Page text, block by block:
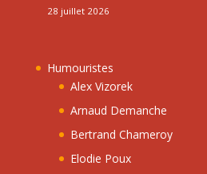
28 juillet 2026
Humouristes
Alex Vizorek
Arnaud Demanche
Bertrand Chameroy
Elodie Poux